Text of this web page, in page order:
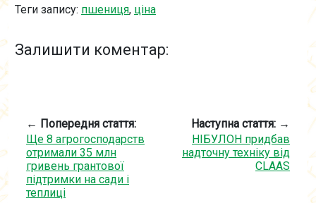
Теги запису: пшениця, ціна
Залишити коментар:
← Попередня стаття:
Ще 8 агрогосподарств
отримали 35 млн
гривень грантової
підтримки на сади і
теплиці
Наступна стаття: →
НІБУЛОН придбав
надточну техніку від
CLAAS